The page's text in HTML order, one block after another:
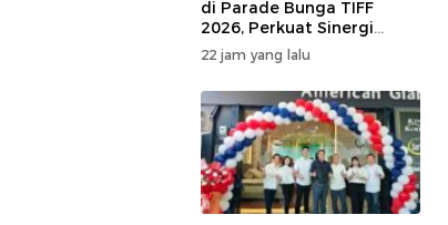
di Parade Bunga TIFF
2026, Perkuat Sinergi
Pariwisata Sulut
22 jam yang lalu